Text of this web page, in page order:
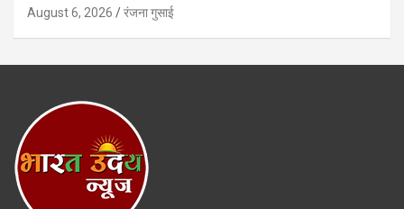
August 6, 2026 रंजना गुसाई